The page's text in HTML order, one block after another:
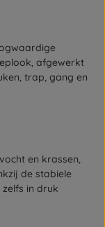
afgewerkt
trap, gang en
en krassen,
de stabiele
in druk